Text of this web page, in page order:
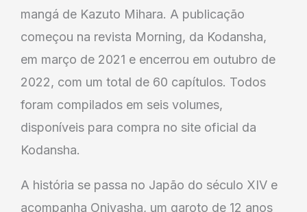
mangá de Kazuto Mihara. A publicação
começou na revista Morning, da Kodansha,
em março de 2021 e encerrou em outubro de
2022, com um total de 60 capítulos. Todos
foram compilados em seis volumes,
disponíveis para compra no site oficial da
Kodansha.
A história se passa no Japão do século XIV e
acompanha Oniyasha, um garoto de 12 anos